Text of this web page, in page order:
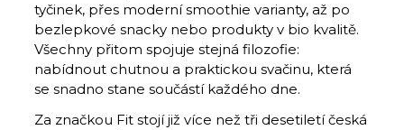
tyčinek, přes moderní smoothie varianty, až po
bezlepkové snacky nebo produkty v bio kvalitě.
Všechny přitom spojuje stejná filozofie:
nabídnout chutnou a praktickou svačinu, která
se snadno stane součástí každého dne.
Za značkou Fit stojí již více než tři desetiletí česká